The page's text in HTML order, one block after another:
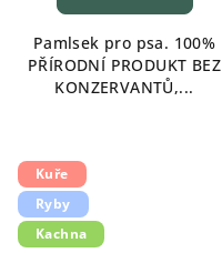
Pamlsek pro psa. 100%
PŘÍRODNÍ PRODUKT BEZ
KONZERVANTŮ,...
Kuře
Ryby
Kachna